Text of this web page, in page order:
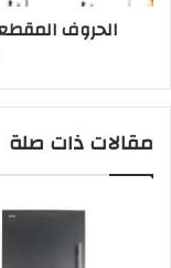
الحروف
مقالات ذات صلة